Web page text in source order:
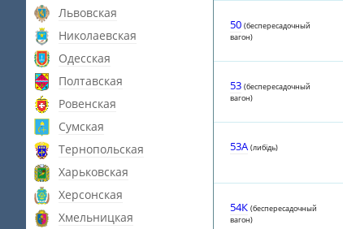
Львовская
Николаевская
Одесская
Полтавская
Ровенская
Сумская
Тернопольская
Харьковская
Херсонская
Хмельницкая
50 (беспересадочный
вагон)
53 (беспересадочный
вагон)
53A (либiдь)
54К (беспересадочный
вагон)